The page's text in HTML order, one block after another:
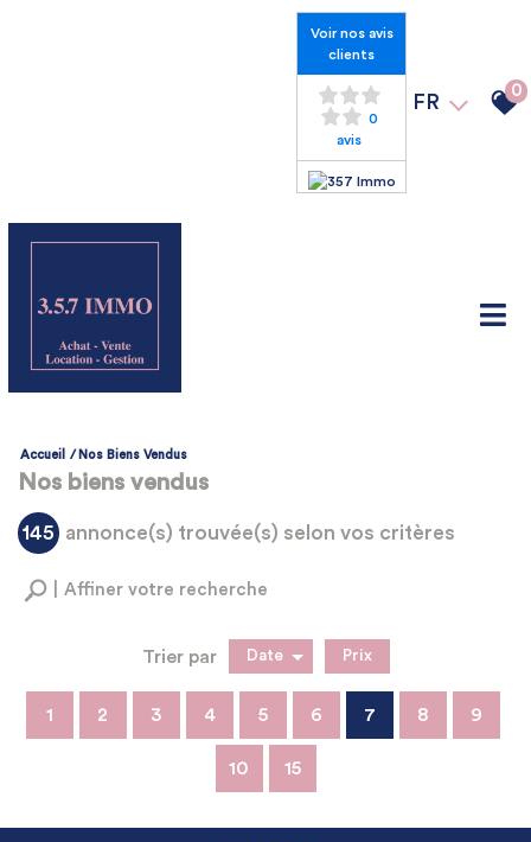
Voir nos avis
clients
0
avis
FR
0
Accueil Nos Biens Vendus
Nos biens vendus
145 annonce(s) trouvée(s) selon vos critères
Affiner votre recherche
Vente
Trier par Date Prix
1 2 3 4 5 6 7 8 9
10 15